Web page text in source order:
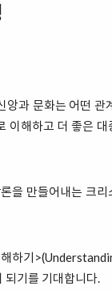
앙과 문화는 어떤 관
이해하고 더 좋은 대
을 만들어내는 크리
하기
기를 기대합니다.